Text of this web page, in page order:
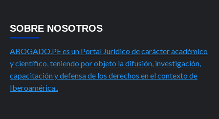
SOBRE NOSOTROS
ABOGADO.PE es un Portal Jurídico de carácter académico
y científico, teniendo por objeto la difusión, investigación,
capacitación y defensa de los derechos en el contexto de
Iberoamérica..